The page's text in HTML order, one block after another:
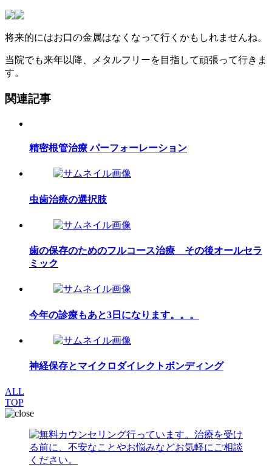
将来的にはお口の金属はなくなって行くかもしれませんね。
当院でも来年以降、メタルフリーを目指して頑張って行きま
す。
関連記事
精密根管治療 パーフォーレーション
虫歯治療の選択肢
歯の保存のためのフルコース治療 その後オールセラ
ミック
今年の診療もあと3日になります。。。
神経保存とマイクロダイレクトボンディング
ALL
TOP